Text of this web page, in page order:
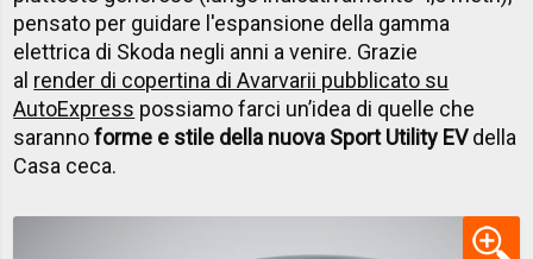
pensato per guidare l'espansione della gamma
elettrica di Skoda negli anni a venire. Grazie
al render di copertina di Avarvarii pubblicato su
AutoExpress possiamo farci un’idea di quelle che
sarannoforme e stile della nuova Sport Utility EVdella
Casa ceca.